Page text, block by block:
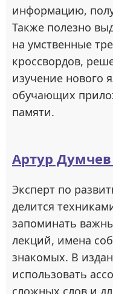
информацию,
Также полезно
на умственные
кроссвордов,
изучение нового
обучающих
памяти.
Артур
Эксперт по
делится
запоминать
лекций, имена
знакомых. В
использовать
сложных слов и